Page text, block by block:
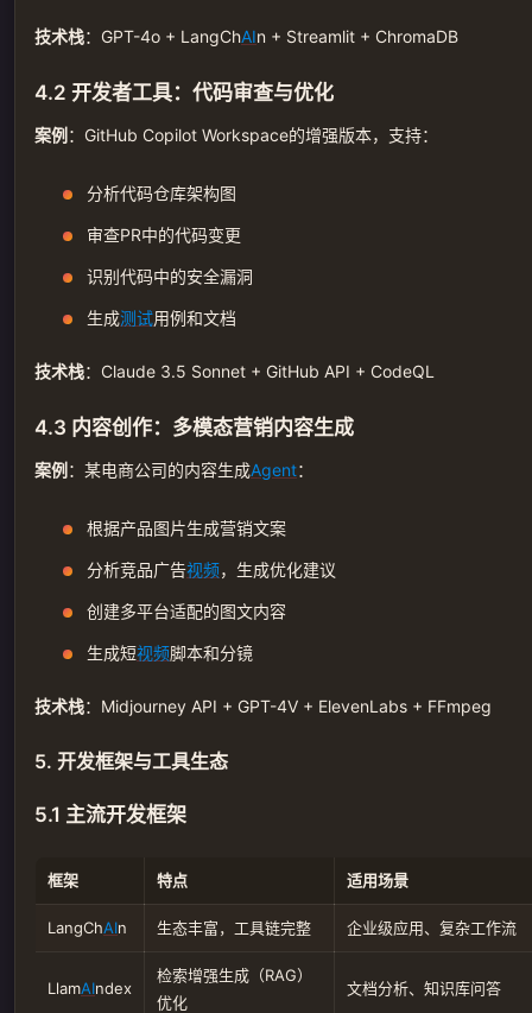
技术栈：GPT-4o + LangChAIn + Streamlit + ChromaDB
4.2 开发者工具：代码审查与优化
案例 ：GitHub Copilot Workspace的增强版本，支持：
分析代码仓库架构图
审查PR中的代码变更
识别代码中的安全漏洞
生成测试用例和文档
技术栈：Claude 3.5 Sonnet + GitHub API + CodeQL
4.3 内容创作：多模态营销内容生成
案例 ：某电商公司的内容生成Agent：
根据产品图片生成营销文案
分析竞品广告视频，生成优化建议
创建多平台适配的图文内容
生成短视频脚本和分镜
技术栈：Midjourney API + GPT-4V + ElevenLabs + FFmpeg
5. 开发框架与工具生态
5.1 主流开发框架
框架 特点 适用场景
LangChAIn 生态丰富，工具链完整 企业级应用、复杂工作流
LlamAIndex
检索增强生成（RAG）
优化
文档分析、知识库问答